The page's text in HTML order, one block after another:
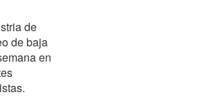
de
de baja
en